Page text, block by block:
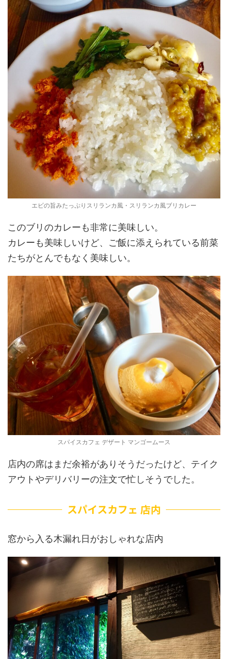
エビの旨みたっぷりスリランカ風・スリランカ風ブリカレー
このブリのカレーも非常に美味しい。
カレーも美味しいけど、ご飯に添えられている前菜
たちがとんでもなく美味しい。
スパイスカフェ デザート マンゴームース
店内の席はまだ余裕がありそうだったけど、テイク
アウトやデリバリーの注文で忙しそうでした。
スパイスカフェ 店内
窓から入る木漏れ日がおしゃれな店内